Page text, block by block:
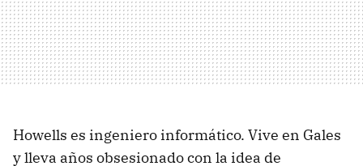
Howells es ingeniero informático. Vive en Gales
y lleva años obsesionado con la idea de